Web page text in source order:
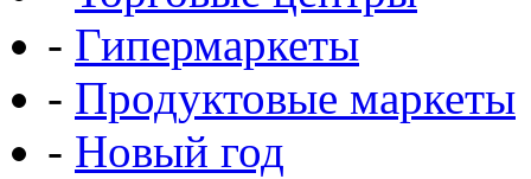
- Гипермаркеты
- Продуктовые маркеты
- Новый год